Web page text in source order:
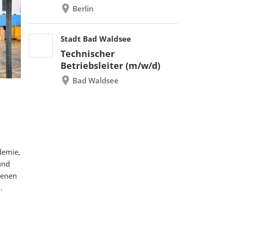
Berlin
Stadt Bad Waldsee
Technischer
Betriebsleiter (m/w/d)
Bad Waldsee